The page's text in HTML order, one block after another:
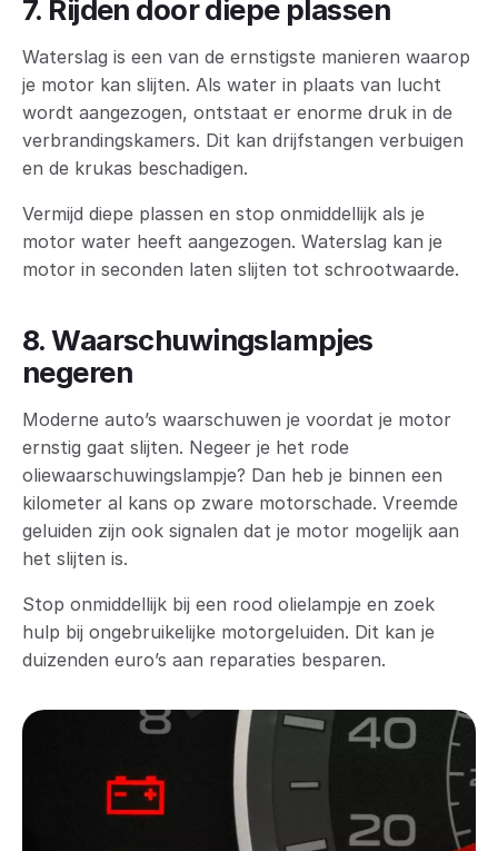
7. Rijden door diepe plassen
Waterslag is een van de ernstigste manieren waarop
je motor kan slijten. Als water in plaats van lucht
wordt aangezogen, ontstaat er enorme druk in de
verbrandingskamers. Dit kan drijfstangen verbuigen
en de krukas beschadigen.
Vermijd diepe plassen en stop onmiddellijk als je
motor water heeft aangezogen. Waterslag kan je
motor in seconden laten slijten tot schrootwaarde.
8. Waarschuwingslampjes
negeren
Moderne auto’s waarschuwen je voordat je motor
ernstig gaat slijten. Negeer je het rode
oliewaarschuwingslampje? Dan heb je binnen een
kilometer al kans op zware motorschade. Vreemde
geluiden zijn ook signalen dat je motor mogelijk aan
het slijten is.
Stop onmiddellijk bij een rood olielampje en zoek
hulp bij ongebruikelijke motorgeluiden. Dit kan je
duizenden euro’s aan reparaties besparen.